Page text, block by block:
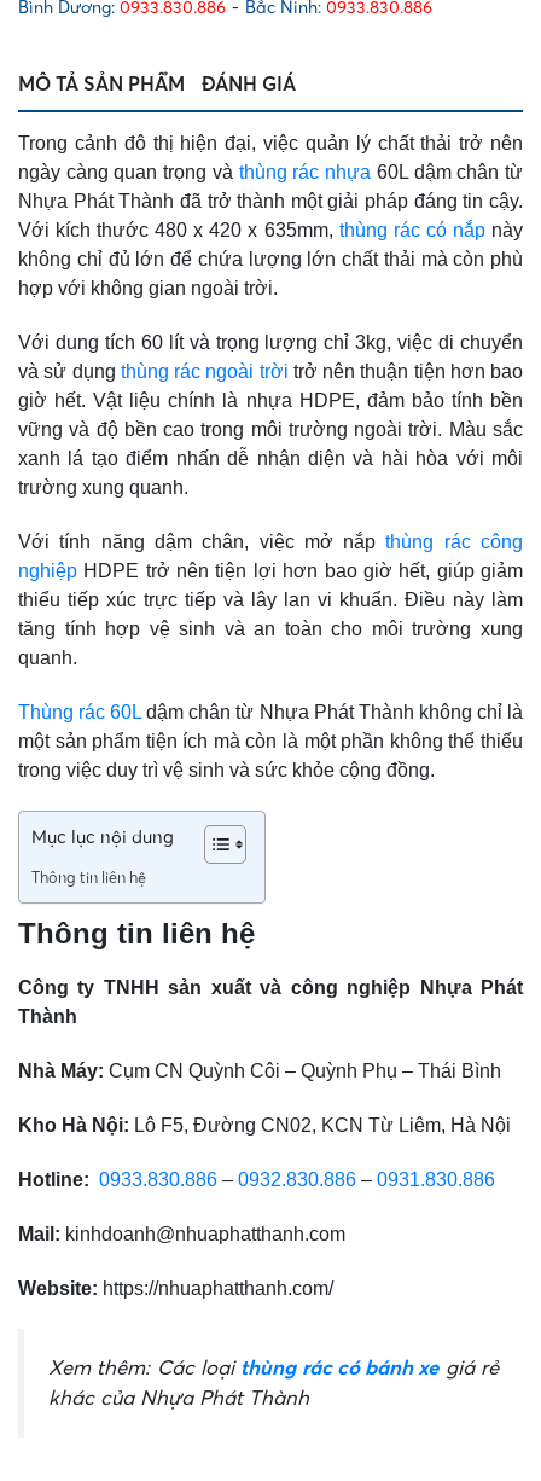
Bình Dương: 0933.830.886 - Bắc Ninh: 0933.830.886
MÔ TẢ SẢN PHẨM ĐÁNH GIÁ
Trong cảnh đô thị hiện đại, việc quản lý chất thải trở nên
ngày càng quan trọng và thùng rác nhựa 60L dậm chân từ
Nhựa Phát Thành đã trở thành một giải pháp đáng tin cậy.
Với kích thước 480 x 420 x 635mm, thùng rác có nắpnày
không chỉ đủ lớn để chứa lượng lớn chất thải mà còn phù
hợp với không gian ngoài trời.
Với dung tích 60 lít và trọng lượng chỉ 3kg, việc di chuyển
và sử dụng thùng rác ngoài trời trở nên thuận tiện hơn bao
giờ hết. Vật liệu chính là nhựa HDPE, đảm bảo tính bền
vững và độ bền cao trong môi trường ngoài trời. Màu sắc
xanh lá tạo điểm nhấn dễ nhận diện và hài hòa với môi
trường xung quanh.
Với tính năng dậm chân, việc mở nắpthùng rác công
nghiệp HDPE trở nên tiện lợi hơn bao giờ hết, giúp giảm
thiểu tiếp xúc trực tiếp và lây lan vi khuẩn. Điều này làm
tăng tính hợp vệ sinh và an toàn cho môi trường xung
quanh.
Thùng rác 60L dậm chân từ Nhựa Phát Thành không chỉ là
một sản phẩm tiện ích mà còn là một phần không thể thiếu
trong việc duy trì vệ sinh và sức khỏe cộng đồng.
Mục lục nội dung
Thông tin liên hệ
Thông tin liên hệ
Công ty TNHH sản xuất và công nghiệp Nhựa Phát
Thành
Nhà Máy: Cụm CN Quỳnh Côi – Quỳnh Phụ – Thái Bình
Kho Hà Nội: Lô F5, Đường CN02, KCN Từ Liêm, Hà Nội
Hotline: 0933.830.886 – 0932.830.886 – 0931.830.886
Mail: kinhdoanh@nhuaphatthanh.com
Website: https://nhuaphatthanh.com/
Xem thêm: Các loại thùng rác có bánh xegiá rẻ
khác của Nhựa Phát Thành